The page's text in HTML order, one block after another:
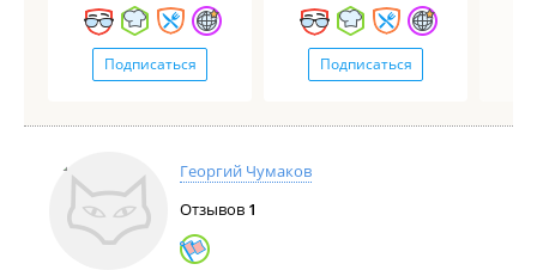
Подписаться Подписаться
Георгий Чумаков
Отзывов 1